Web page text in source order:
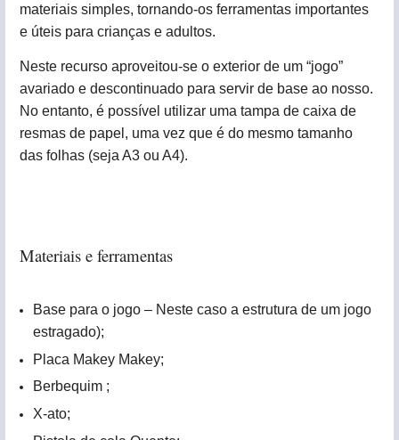
materiais simples, tornando-os ferramentas importantes
e úteis para crianças e adultos.
Neste recurso aproveitou-se o exterior de um “jogo”
avariado e descontinuado para servir de base ao nosso.
No entanto, é possível utilizar uma tampa de caixa de
resmas de papel, uma vez que é do mesmo tamanho
das folhas (seja A3 ou A4).
Materiais e ferramentas
Base para o jogo – Neste caso a estrutura de um jogo
estragado);
Placa Makey Makey;
Berbequim ;
X-ato;